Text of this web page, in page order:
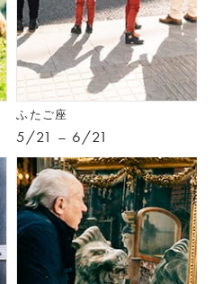
ふたご座
5/21 – 6/21